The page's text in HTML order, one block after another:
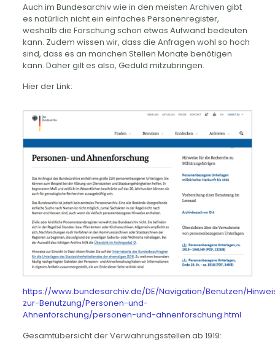
Auch im Bundesarchiv wie in den meisten Archiven gibt
es natürlich nicht ein einfaches Personenregister,
weshalb die Forschung schon etwas Aufwand bedeuten
kann. Zudem wissen wir, dass die Anfragen wohl so hoch
sind, dass es an manchen Stellen Monate benötigen
kann. Daher gilt es also, Geduld mitzubringen.
Hier der Link:
https://www.bundesarchiv.de/DE/Navigation/Benutzen/
zur-Benutzung/Personen-und-
Ahnenforschung/personen-und-ahnenforschung.html
Gesamtübersicht der Verwahrungsstellen ab 1919: